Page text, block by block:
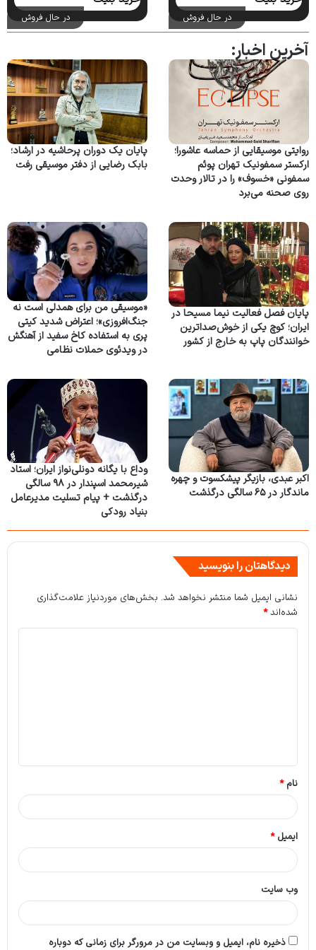
در حال فروش در حال فروش
آخرین اخبار:
روایتی موسیقایی از حماسه عاشورا؛
ارکستر سمفونیک تهران پوئم
سمفونی «خسوف» را در تالار وحدت
روی صحنه می‌برد
پایان یک دوران پرحاشیه در ارشاد؛
بابک رضایی از دفتر موسیقی رفت
پایان فصل فعالیت نیما مسیحا در
ایران؛ کوچ یکی از خوش‌صداترین
خوانندگان پاپ به خارج از کشور
«موسیقی من برای همدلی است نه
جنگ‌افروزی»؛ اعتراض شدید کیتی
پری به استفاده کاخ سفید از آهنگش
در ویدئوی حملات نظامی
اکبر عبدی، بازیگر پیشکسوت و چهره
ماندگار در ۶۵ سالگی درگذشت
وداع با یگانه دونلی‌نواز ایران؛ استاد
شیرمحمد اسپندار در ۹۸ سالگی
درگذشت + پیام تسلیت مدیرعامل
بنیاد رودکی
دیدگاهتان را بنویسید
نشانی ایمیل شما منتشر نخواهد شد. بخش‌های موردنیاز علامت‌گذاری
شده‌اند*
*
نام*
ایمیل*
وب‌ سایت
ذخیره نام، ایمیل و وبسایت من در مرورگر برای زمانی که دوباره